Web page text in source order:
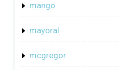
mango
mayoral
mcgregor